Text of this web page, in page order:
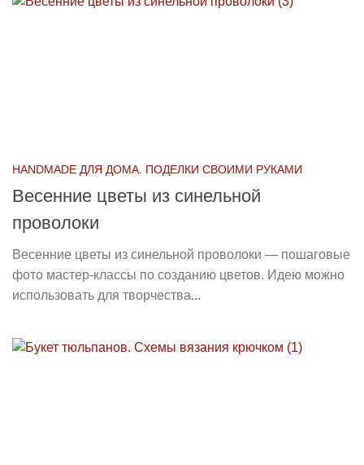
HANDMADE ДЛЯ ДОМА. ПОДЕЛКИ СВОИМИ РУКАМИ
Весенние цветы из синельной
проволоки
Весенние цветы из синельной проволоки — пошаговые
фото мастер-классы по созданию цветов. Идею можно
использовать для творчества...